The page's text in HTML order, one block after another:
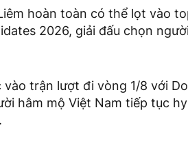
hoàn toàn có thể lọt vào
2026, giải đấu chọn
vào trận lượt đi vòng 1/8 với
hâm mộ Việt Nam tiếp tục